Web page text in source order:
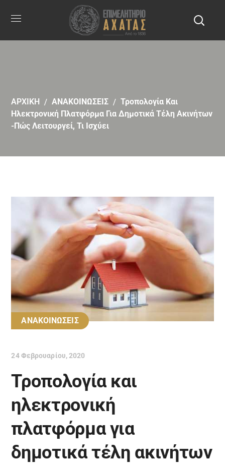
ΑΡΧΙΚΗ ΑΝΑΚΟΙΝΩΣΕΙΣ
Τροπολογία Και
Ηλεκτρονική Πλατφόρμα Για Δημοτικά Τέλη Ακινήτων
-Πώς Λειτουργεί, Τι Ισχύει
ΑΝΑΚΟΙΝΩΣΕΙΣ
24 Φεβρουαρίου, 2020
Τροπολογία και
ηλεκτρονική
πλατφόρμα για
δημοτικά τέλη ακινήτων